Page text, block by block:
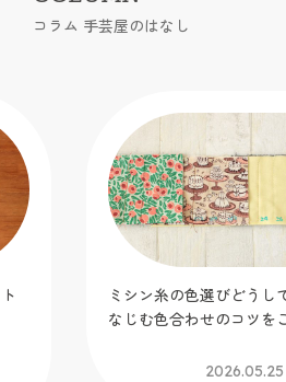
コラム 手芸屋のはなし
ミシン糸の色選びどうし
なじむ色合わせのコツを
2026.05.25